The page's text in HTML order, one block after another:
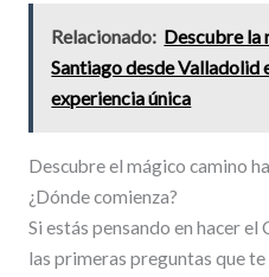
Relacionado: Descubre la
Santiago desde Valladolid
experiencia única
Descubre el mágico camino
¿Dónde comienza?
Si estás pensando en hacer el
las primeras preguntas que